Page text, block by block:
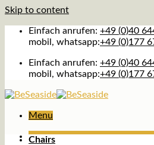
Skip to content
Einfach anrufen: +49 (0)40
mobil, whatsapp:+49 (0)177
Einfach anrufen: +49 (0)40
mobil, whatsapp:+49 (0)177
Menu
Chairs